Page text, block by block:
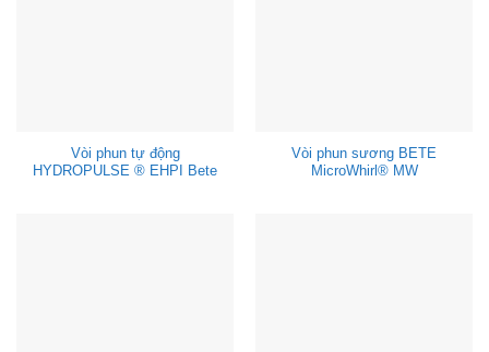
Vòi phun tự động
HYDROPULSE ® EHPI Bete
Vòi phun sương BETE
MicroWhirl® MW